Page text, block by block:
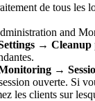
de tous les
and
→ Cleanup
→
ouverte. Si
les clients sur